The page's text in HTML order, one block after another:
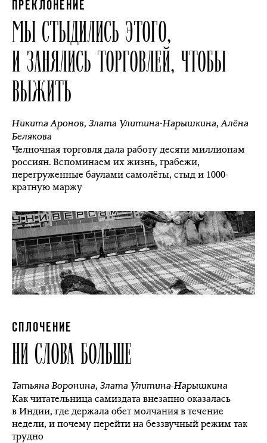
ПРЕКЛОНЕНИЕ
МЫ СТЫДИЛИСЬ ЭТОГО,
И ЗАНЯЛИСЬ ТОРГОВЛЕЙ, ЧТОБЫ
ВЫЖИТЬ
Никита Аронов,Злата Улитина-Нарышкина,Алёна
Белякова
Челночная торговля дала работу десяти миллионам
россиян. Вспоминаем их жизнь, грабежи,
перегруженные баулами самолёты, стыд и 1000-
кратную маржу
СПЛОЧЕНИЕ
НИ СЛОВА БОЛЬШЕ
Татьяна Воронина,Злата Улитина-Нарышкина
Как читательница самиздата внезапно оказалась
в Индии, где держала обет молчания в течение
недели, и почему перейти на беззвучный режим так
трудно